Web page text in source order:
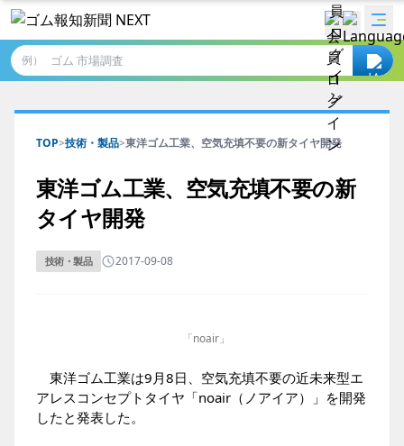
例）
TOP>技術・製品>東洋ゴム工業、空気充填不要の新タイヤ開発
東洋ゴム工業、空気充填不要の新
タイヤ開発
技術・製品 2017-09-08
「noair」
東洋ゴム工業は9月8日、空気充填不要の近未来型エ
アレスコンセプトタイヤ「noair（ノアイア）」を開発
したと発表した。